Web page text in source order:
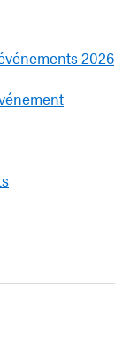
2026